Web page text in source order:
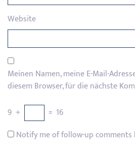
Website
Meinen Namen, meine E-Mail-
diesem Browser, für die nächste
9 + = 16
Notify me of follow-up comments